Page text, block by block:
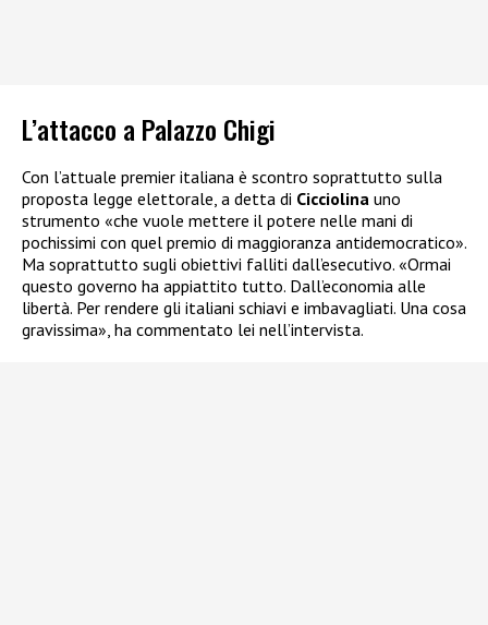
L’attacco a Palazzo Chigi
Con l’attuale premier italiana è scontro soprattutto sulla
proposta legge elettorale, a detta di Cicciolina uno
strumento «che vuole mettere il potere nelle mani di
pochissimi con quel premio di maggioranza antidemocratico».
Ma soprattutto sugli obiettivi falliti dall’esecutivo. «Ormai
questo governo ha appiattito tutto. Dall’economia alle
libertà. Per rendere gli italiani schiavi e imbavagliati. Una cosa
gravissima», ha commentato lei nell’intervista.